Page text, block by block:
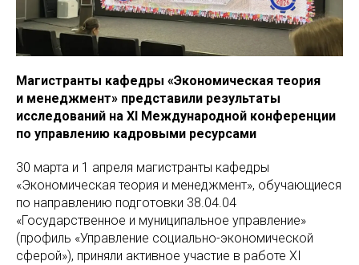
Магистранты кафедры «Экономическая теория
и менеджмент» представили результаты
исследований на XI Международной конференции
по управлению кадровыми ресурсами
30 марта и 1 апреля магистранты кафедры
«Экономическая теория и менеджмент», обучающиеся
по направлению подготовки 38.04.04
«Государственное и муниципальное управление»
(профиль «Управление социально-экономической
сферой»), приняли активное участие в работе XI